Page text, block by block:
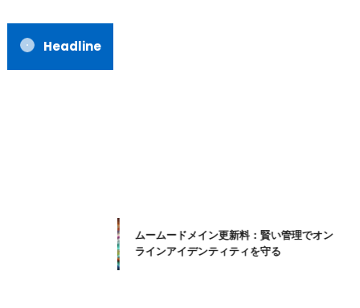
Headline
ムームードメイン更新料：賢い管理でオン
ラインアイデンティティを守る